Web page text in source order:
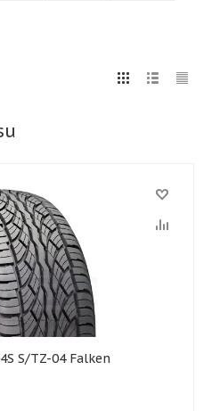
295
45 45
70 75
104S S/TZ-04 Falken